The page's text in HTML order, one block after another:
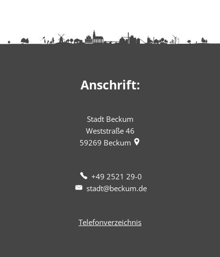
Anschrift:
Stadt Beckum
Weststraße 46
59269 Beckum
+49 2521 29-0
stadt@beckum.de
Telefonverzeichnis